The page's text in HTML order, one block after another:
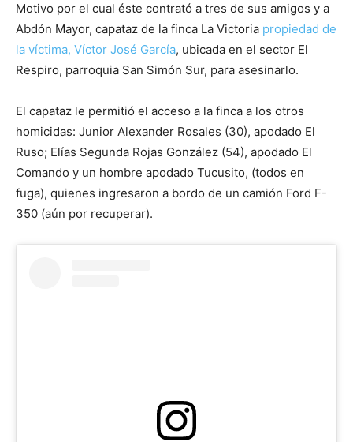
Motivo por el cual éste contrató a tres de sus amigos y a
Abdón Mayor, capataz de la finca La Victoria propiedad de
la víctima, Víctor José García, ubicada en el sector El
Respiro, parroquia San Simón Sur, para asesinarlo.
El capataz le permitió el acceso a la finca a los otros
homicidas: Junior Alexander Rosales (30), apodado El
Ruso; Elías Segunda Rojas González (54), apodado El
Comando y un hombre apodado Tucusito, (todos en
fuga), quienes ingresaron a bordo de un camión Ford F-
350 (aún por recuperar).